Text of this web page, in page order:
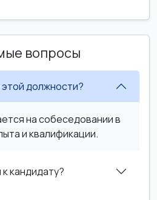
вопросы
этой должности?
на собеседовании в
и квалификации.
кандидату?